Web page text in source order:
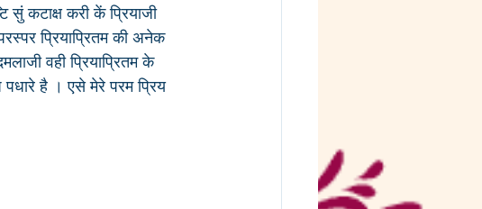
सुं कटाक्ष करी कें प्रियाजी
प्रियाप्रितम की अनेक
वही प्रियाप्रितम के
है । एसे मेरे परम प्रिय